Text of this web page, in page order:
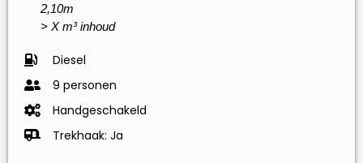
2,10m
> X m³ inhoud
Diesel
9 personen
Handgeschakeld
Trekhaak: Ja